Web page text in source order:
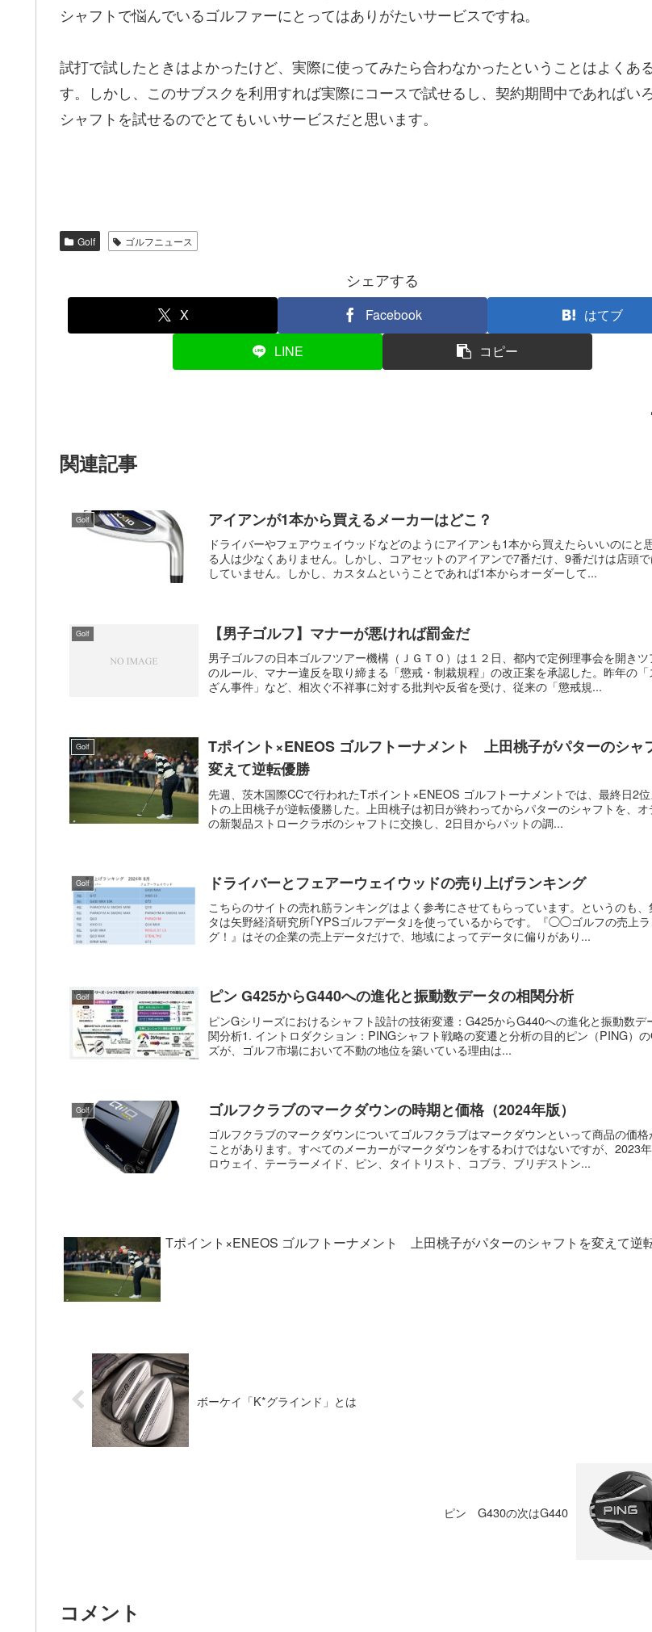
シャフトで悩んでいるゴルファーにとってはありがたいサービスですね。
試打で試したときはよかったけど、実際に使ってみたら合わなかったということはよくあ
す。しかし、このサブスクを利用すれば実際にコースで試せるし、契約期間中であればい
シャフトを試せるのでとてもいいサービスだと思います。
Golf ゴルフニュース
シェアする
X Facebook
はてブ
LINE
コピー
関連記事
Golf アイアンが1本から買えるメーカーはどこ？
ドライバーやフェアウェイウッドなどのようにアイアンも1本から買えたらいいのにと
る人は少なくありません。しかし、コアセットのアイアンで7番だけ、9番だけは店頭
していません。しかし、カスタムということであれば1本からオーダーして...
Golf 【男子ゴルフ】マナーが悪ければ罰金だ
男子ゴルフの日本ゴルフツアー機構（ＪＧＴＯ）は１２日、都内で定例理事会を開き
のルール、マナー違反を取り締まる「懲戒・制裁規程」の改正案を承認した。昨年の「
ざん事件」など、相次ぐ不祥事に対する批判や反省を受け、従来の「懲戒規...
Golf
Tポイント×ENEOS ゴルフトーナメント 上田桃子がパターのシャ
変えて逆転優勝
先週、茨木国際CCで行われたTポイント×ENEOS ゴルフトーナメントでは、最終日2
トの上田桃子が逆転優勝した。上田桃子は初日が終わってからパターのシャフトを、オ
の新製品ストロークラボのシャフトに交換し、2日目からパットの調...
Golf ドライバーとフェアーウェイウッドの売り上げランキング
こちらのサイトの売れ筋ランキングはよく参考にさせてもらっています。というのも、
タは矢野経済研究所｢YPSゴルフデータ｣を使っているからです。『◯◯ゴルフの売上
グ！』はその企業の売上データだけで、地域によってデータに偏りがあり...
Golf ピン G425からG440への進化と振動数データの相関分析
ピンGシリーズにおけるシャフト設計の技術変遷：G425からG440への進化と振動数デ
関分析1. イントロダクション：PINGシャフト戦略の変遷と分析の目的ピン（PING）
ズが、ゴルフ市場において不動の地位を築いている理由は...
Golf ゴルフクラブのマークダウンの時期と価格（2024年版）
ゴルフクラブのマークダウンについてゴルフクラブはマークダウンといって商品の価格
ことがあります。すべてのメーカーがマークダウンをするわけではないですが、2023
ロウェイ、テーラーメイド、ピン、タイトリスト、コブラ、ブリヂストン...
Tポイント×ENEOS ゴルフトーナメント 上田桃子がパターのシャフトを変えて逆
ボーケイ「K*グラインド」とは
ピン G430の次はG440
コメント